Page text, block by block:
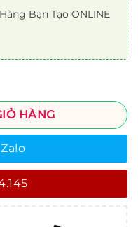
Bạn Tạo ONLINE
HÀNG